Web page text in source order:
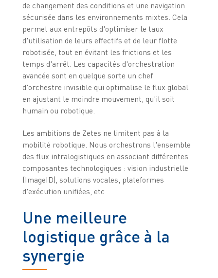
de changement des conditions et une navigation
sécurisée dans les environnements mixtes. Cela
permet aux entrepôts d'optimiser le taux
d'utilisation de leurs effectifs et de leur flotte
robotisée, tout en évitant les frictions et les
temps d'arrêt. Les capacités d'orchestration
avancée sont en quelque sorte un chef
d'orchestre invisible qui optimalise le flux global
en ajustant le moindre mouvement, qu'il soit
humain ou robotique.
Les ambitions de Zetes ne limitent pas à la
mobilité robotique. Nous orchestrons l'ensemble
des flux intralogistiques en associant différentes
composantes technologiques : vision industrielle
(ImageID), solutions vocales, plateformes
d'exécution unifiées, etc.
Une meilleure
logistique grâce à la
synergie